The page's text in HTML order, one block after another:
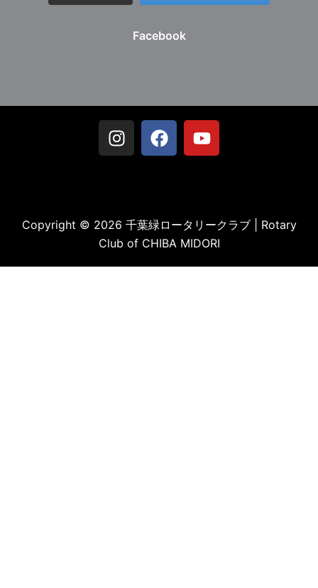
Facebook
Copyright © 2026 千葉緑ロータリークラブ | Rotary
Club of CHIBA MIDORI